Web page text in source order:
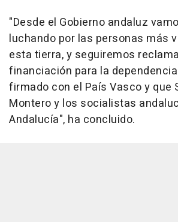
"Desde el Gobierno andaluz
luchando por las personas más
esta tierra, y seguiremos
financiación para la
firmado con el País Vasco y que
Montero y los socialistas
Andalucía", ha concluido.